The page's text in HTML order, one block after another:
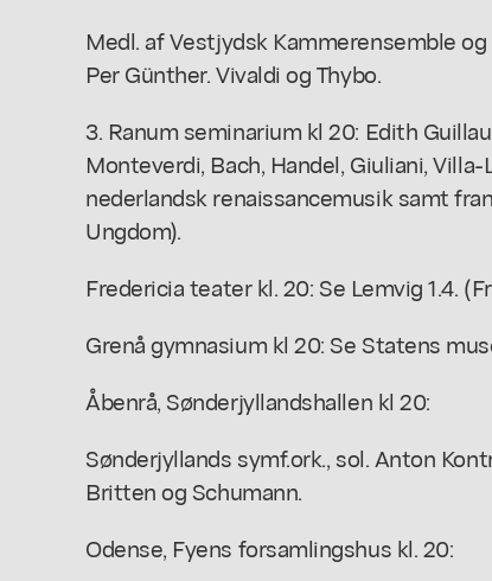
Medl. af Vestjydsk Kammerensemble
Per Günther. Vivaldi og Thybo.
3. Ranum seminarium kl 20: Edith
Monteverdi, Bach, Handel, Giuliani,
nederlandsk renaissancemusik samt
Ungdom).
Fredericia teater kl. 20: Se Lemvig 1.4.
Grenå gymnasium kl 20: Se Statens
Åbenrå, Sønderjyllandshallen kl 20:
Sønderjyllands symf.ork., sol. Anton
Britten og Schumann.
Odense, Fyens forsamlingshus kl. 20: